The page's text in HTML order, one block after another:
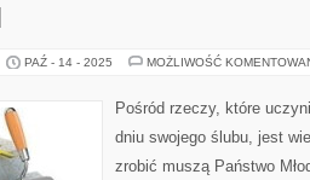
PAŹ - 14 - 2025 MOŻLIWOŚĆ
Pośród rzeczy, które
dniu swojego ślubu, jest
zrobić muszą Państwo